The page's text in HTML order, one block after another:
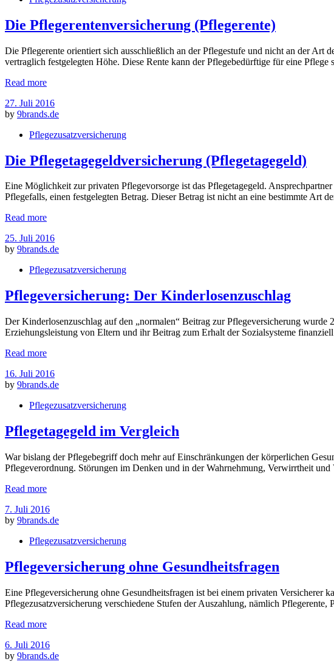
Die Pflegerentenversicherung (Pflegerente)
Die Pflegerente orientiert sich ausschließlich an der Pflegestufe und nicht an der
vertraglich festgelegten Höhe. Diese Rente kann der Pflegebedürftige für eine Pflege
Read more
27. Juli 2016
by 9brands.de
Pflegezusatzversicherung
Die Pflegetagegeldversicherung (Pflegetagegeld)
Eine Möglichkeit zur privaten Pflegevorsorge ist das Pflegetagegeld.
Pflegefalls, einen festgelegten Betrag. Dieser Betrag ist nicht an eine bestimmte Art
Read more
25. Juli 2016
by 9brands.de
Pflegezusatzversicherung
Pflegeversicherung: Der Kinderlosenzuschlag
Der Kinderlosenzuschlag auf den „normalen“ Beitrag zur Pflegeversicherung wurde
Erziehungsleistung von Eltern und ihr Beitrag zum Erhalt der Sozialsysteme
Read more
16. Juli 2016
by 9brands.de
Pflegezusatzversicherung
Pflegetagegeld im Vergleich
War bislang der Pflegebegriff doch mehr auf Einschränkungen der körperlichen
Pflegeverordnung. Störungen im Denken und in der Wahrnehmung, Verwirrtheit
Read more
7. Juli 2016
by 9brands.de
Pflegezusatzversicherung
Pflegeversicherung ohne Gesundheitsfragen
Eine Pflegeversicherung ohne Gesundheitsfragen ist bei einem privaten Versicherer
Pflegezusatzversicherung verschiedene Stufen der Auszahlung, nämlich
Read more
6. Juli 2016
by 9brands.de